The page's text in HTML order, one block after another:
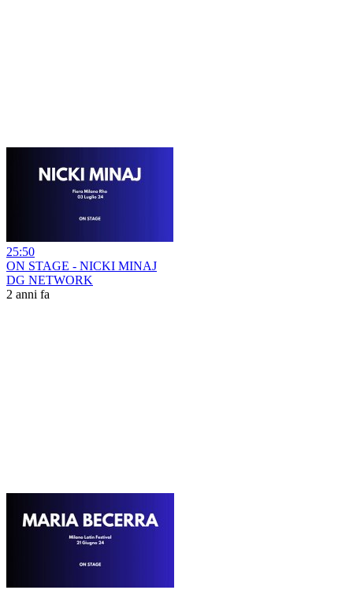
25:50
ON STAGE - NICKI MINAJ
DG NETWORK
2 anni fa